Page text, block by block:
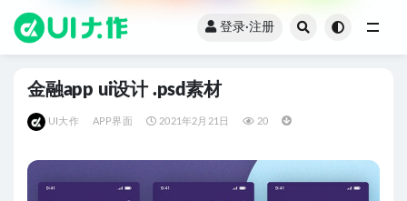
登录·注册
金融app ui设计 .psd素材
UI大作 APP界面 2021年2月21日 20